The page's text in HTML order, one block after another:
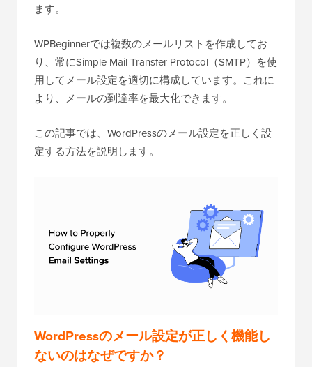
ます。
WPBeginnerでは複数のメールリストを作成してお
り、常にSimple Mail Transfer Protocol（SMTP）を使
用してメール設定を適切に構成しています。これに
より、メールの到達率を最大化できます。
この記事では、WordPressのメール設定を正しく設
定する方法を説明します。
WordPressのメール設定が正しく機能し
ないのはなぜですか？